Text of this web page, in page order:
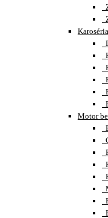
Karoséria
Motor